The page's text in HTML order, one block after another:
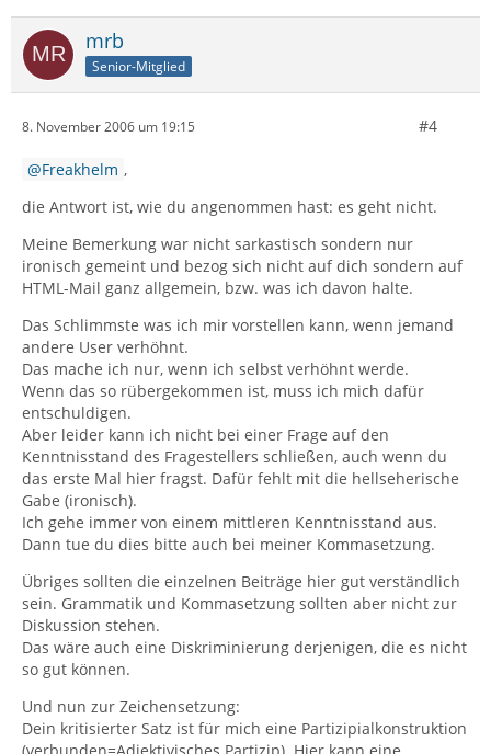
mrb
Senior-Mitglied
8. November 2006 um 19:15 #4
Freakhelm ,
die Antwort ist, wie du angenommen hast: es geht nicht.
Meine Bemerkung war nicht sarkastisch sondern nur
ironisch gemeint und bezog sich nicht auf dich sondern auf
HTML-Mail ganz allgemein, bzw. was ich davon halte.
Das Schlimmste was ich mir vorstellen kann, wenn jemand
andere User verhöhnt.
Das mache ich nur, wenn ich selbst verhöhnt werde.
Wenn das so rübergekommen ist, muss ich mich dafür
entschuldigen.
Aber leider kann ich nicht bei einer Frage auf den
Kenntnisstand des Fragestellers schließen, auch wenn du
das erste Mal hier fragst. Dafür fehlt mit die hellseherische
Gabe (ironisch).
Ich gehe immer von einem mittleren Kenntnisstand aus.
Dann tue du dies bitte auch bei meiner Kommasetzung.
Übriges sollten die einzelnen Beiträge hier gut verständlich
sein. Grammatik und Kommasetzung sollten aber nicht zur
Diskussion stehen.
Das wäre auch eine Diskriminierung derjenigen, die es nicht
so gut können.
Und nun zur Zeichensetzung:
Dein kritisierter Satz ist für mich eine Partizipialkonstruktion